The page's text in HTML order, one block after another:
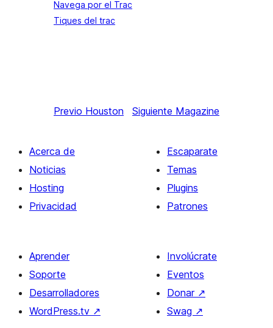
Navega por el Trac
Tiques del trac
Previo Houston Siguiente Magazine
Acerca de
Noticias
Hosting
Privacidad
Escaparate
Temas
Plugins
Patrones
Aprender
Soporte
Desarrolladores
WordPress.tv ↗
Involúcrate
Eventos
Donar ↗
Swag ↗